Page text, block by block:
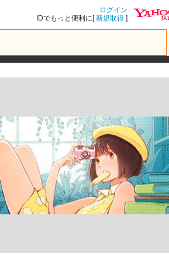
ログイン
IDでもっと便利に[新規取得 ]